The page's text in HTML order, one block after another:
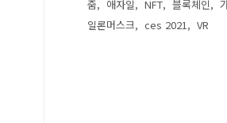
줌
애자일 NFT 블록체인
일론머스크
ces 2021 VR